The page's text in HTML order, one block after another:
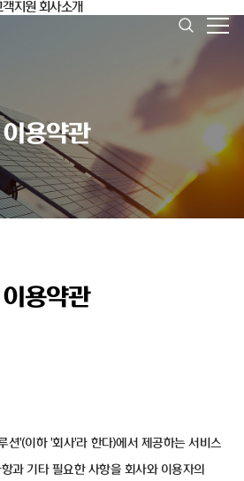
객지원 회사소개
이용약관
이용약관
션'(이하 '회사'라 한다)에서 제공하는 서비스
과 기타 필요한 사항을 회사와 이용자의